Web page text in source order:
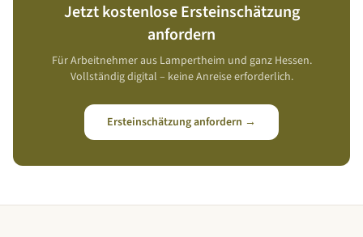
Jetzt kostenlose Ersteinschätzung
anfordern
Für Arbeitnehmer aus Lampertheim und ganz Hessen.
Vollständig digital – keine Anreise erforderlich.
Ersteinschätzung anfordern →